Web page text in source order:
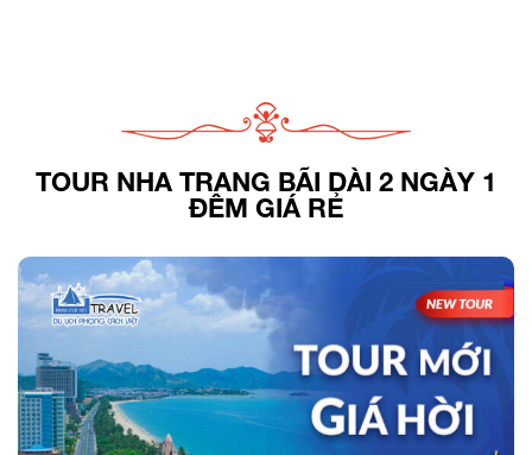
TOUR NHA TRANG BÃI DÀI 2 NGÀY 1
ĐÊM GIÁ RẺ